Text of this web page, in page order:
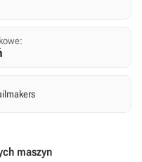
maszyn